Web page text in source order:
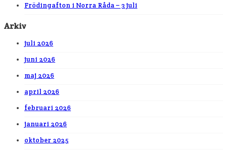
Frödingafton i Norra Råda – 3 juli
Arkiv
juli 2026
juni 2026
maj 2026
april 2026
februari 2026
januari 2026
oktober 2025